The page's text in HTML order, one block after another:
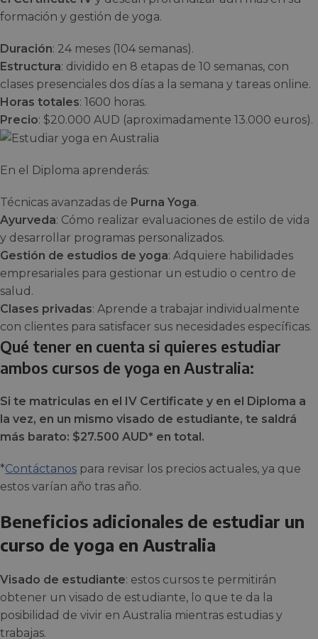
formación y gestión de yoga.
Duración: 24 meses (104 semanas).
Estructura: dividido en 8 etapas de 10 semanas, con
clases presenciales dos días a la semana y tareas online.
Horas totales: 1600 horas.
Precio: $20.000 AUD (aproximadamente 13.000 euros).
En el Diploma aprenderás:
Técnicas avanzadas de Purna Yoga.
Ayurveda: Cómo realizar evaluaciones de estilo de vida
y desarrollar programas personalizados.
Gestión de estudios de yoga: Adquiere habilidades
empresariales para gestionar un estudio o centro de
salud.
Clases privadas: Aprende a trabajar individualmente
con clientes para satisfacer sus necesidades específicas.
Qué tener en cuenta si quieres estudiar
ambos cursos de yoga en Australia:
Si te matriculas en el IV Certificate y en el Diploma a
la vez, en un mismo visado de estudiante, te saldrá
más barato: $27.500 AUD* en total.
*Contáctanos para revisar los precios actuales, ya que
estos varían año tras año.
Beneficios adicionales de estudiar un
curso de yoga en Australia
Visado de estudiante: estos cursos te permitirán
obtener un visado de estudiante, lo que te da la
posibilidad de vivir en Australia mientras estudias y
trabajas.